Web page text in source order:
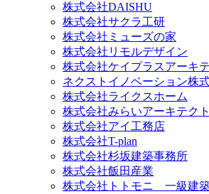
株式会社DAISHU
株式会社サクラ工研
株式会社ミューズの家
株式会社リモルデザイン
株式会社ケイプラスアーキ
ネクストイノベーション株
株式会社ライクスホーム
株式会社みらいアーキテクト
株式会社アイ工務店
株式会社T-plan
株式会社杉坂建築事務所
株式会社飯田産業
株式会社トトモニ 一級建